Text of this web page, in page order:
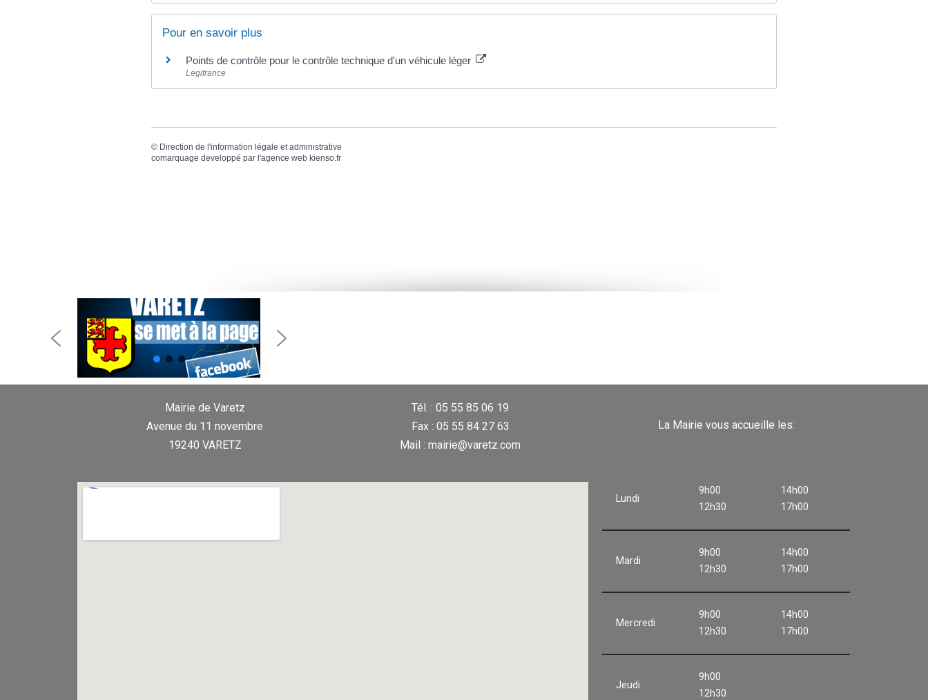
Pour en savoir plus
Points de contrôle pour le contrôle technique d'un véhicule léger
Legifrance
© Direction de l'information légale et administrative
comarquage developpé par l'agence web kienso.fr
Mairie de Varetz
Avenue du 11 novembre
19240 VARETZ
Tél. : 05 55 85 06 19
Fax : 05 55 84 27 63
Mail : mairie@varetz.com
La Mairie vous accueille les:
Lundi
9h00
12h30
14h00
17h00
Mardi
9h00
12h30
14h00
17h00
Mercredi
9h00
12h30
14h00
17h00
Jeudi
9h00
12h30